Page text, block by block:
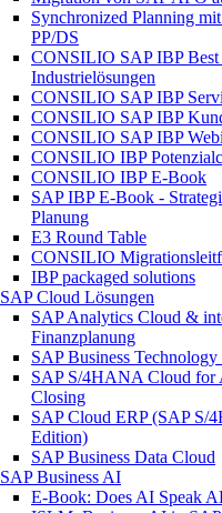
Synchronized Planning
PP/DS
CONSILIO SAP IBP Best
Industrielösungen
CONSILIO SAP IBP
CONSILIO SAP IBP
CONSILIO SAP IBP
CONSILIO IBP
CONSILIO IBP E-Book
SAP IBP E-Book -
Planung
E3 Round Table
CONSILIO
IBP packaged solutions
SAP Cloud Lösungen
SAP Analytics Cloud &
Finanzplanung
SAP Business
SAP S/4HANA Cloud for
Closing
SAP Cloud ERP (SAP S/
Edition)
SAP Business Data Cloud
SAP Business AI
E-Book: Does AI Speak